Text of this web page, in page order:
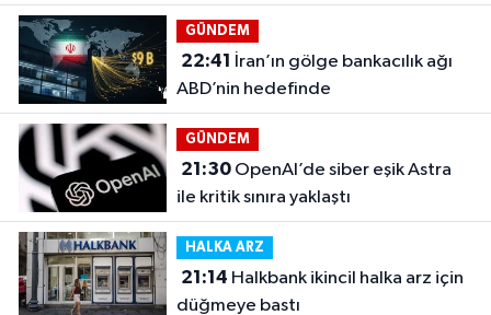
GÜNDEM
22:41
ABD’nin hedefinde
GÜNDEM
21:30OpenAI’de siber eşik Astra
ile kritik sınıra yaklaştı
HALKA ARZ
21:14
düğmeye bastı